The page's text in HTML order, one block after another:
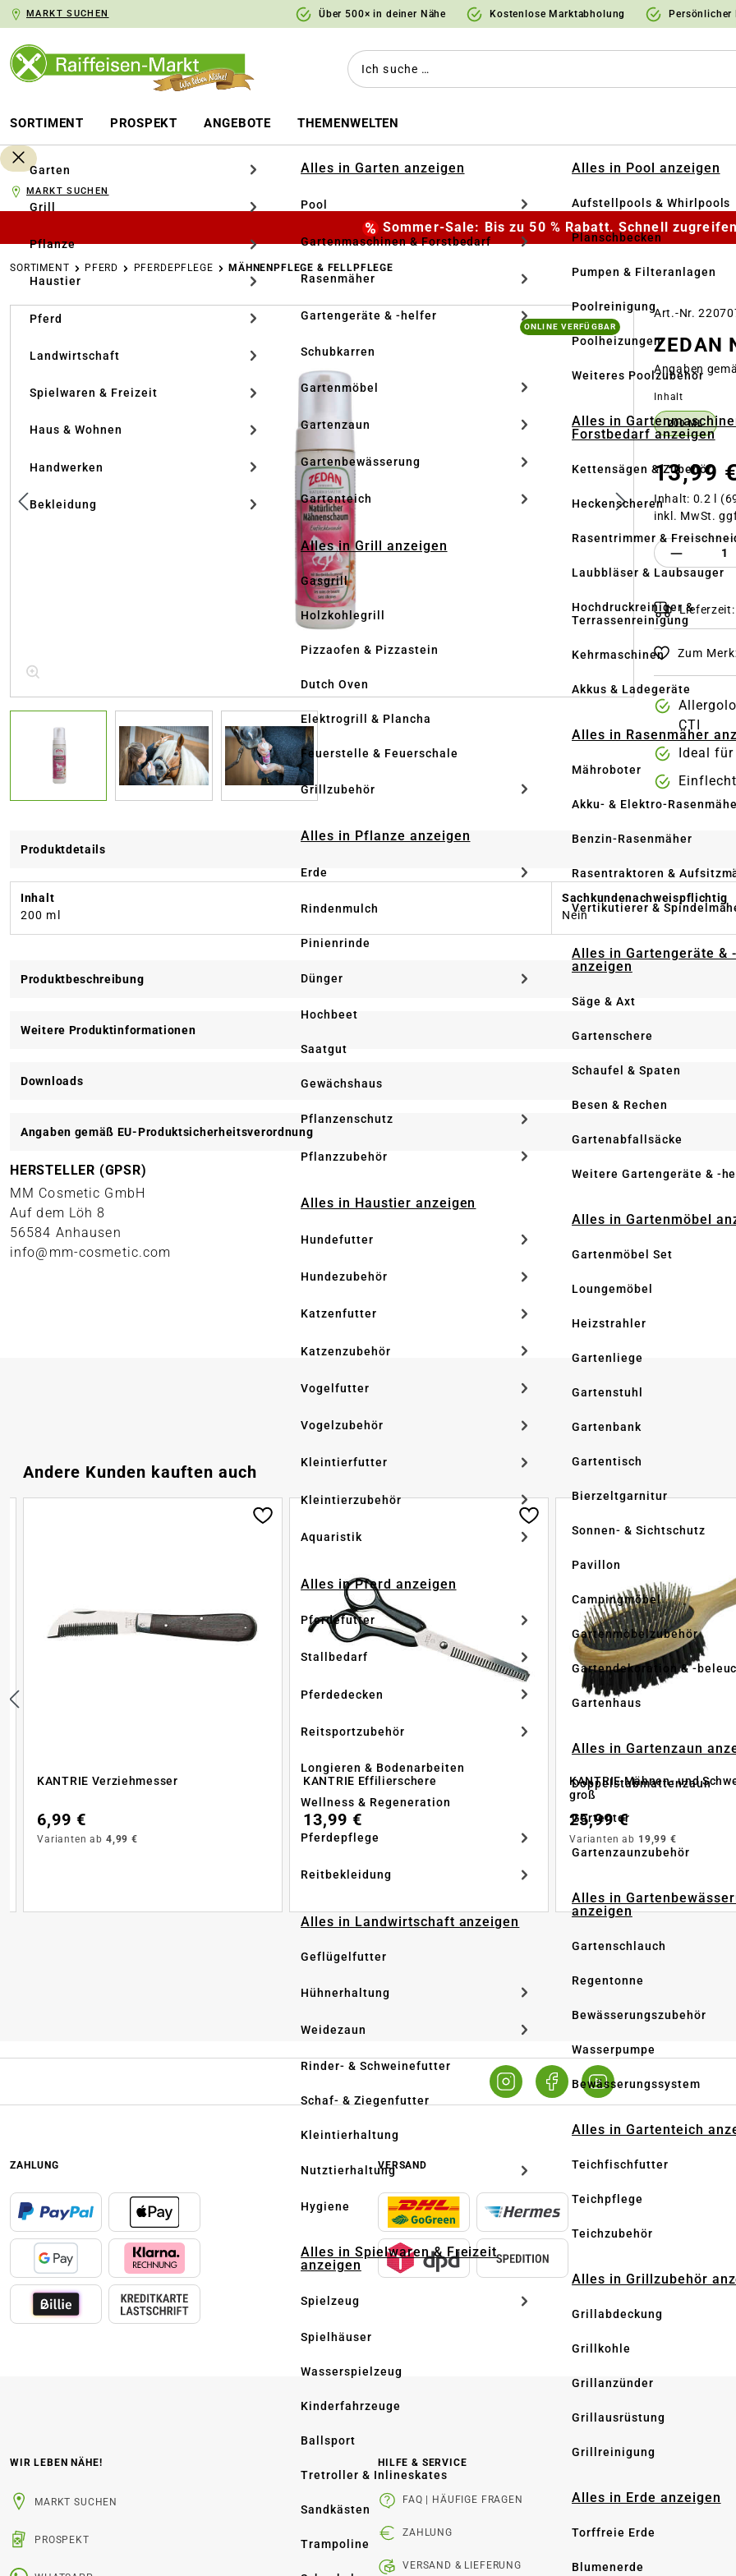
Zur Hauptnavigation springen
MARKT SUCHEN Über 500× in deiner Nähe Kostenlose Marktabholung Persönlicher
SORTIMENT PROSPEKT ANGEBOTE THEMENWELTEN
Garten
Grill
Pflanze
Haustier
Pferd
Landwirtschaft
Spielwaren & Freizeit
Haus & Wohnen
Handwerken
Bekleidung
Alles in Garten anzeigen
Pool
Gartenmaschinen & Forstbedarf
Rasenmäher
Gartengeräte & -helfer
Schubkarren
Gartenmöbel
Gartenzaun
Gartenbewässerung
Gartenteich
Alles in Grill anzeigen
Gasgrill
Holzkohlegrill
Pizzaofen & Pizzastein
Dutch Oven
Elektrogrill & Plancha
Feuerstelle & Feuerschale
Grillzubehör
Alles in Pflanze anzeigen
Erde
Rindenmulch
Pinienrinde
Dünger
Hochbeet
Saatgut
Gewächshaus
Pflanzenschutz
Pflanzzubehör
Alles in Haustier anzeigen
Hundefutter
Hundezubehör
Katzenfutter
Katzenzubehör
Vogelfutter
Vogelzubehör
Kleintierfutter
Kleintierzubehör
Aquaristik
Alles in Pferd anzeigen
Pferdefutter
Stallbedarf
Pferdedecken
Reitsportzubehör
Longieren & Bodenarbeiten
Wellness & Regeneration
Pferdepflege
Reitbekleidung
Alles in Landwirtschaft anzeigen
Geflügelfutter
Hühnerhaltung
Weidezaun
Rinder- & Schweinefutter
Schaf- & Ziegenfutter
Kleintierhaltung
Nutztierhaltung
Hygiene
Alles in Spielwaren & Freizeit
anzeigen
Spielzeug
Spielhäuser
Wasserspielzeug
Kinderfahrzeuge
Ballsport
Tretroller & Inlineskates
Sandkästen
Trampoline
Alles in Pool anzeigen
Aufstellpools & Whirlpools
Planschbecken
Pumpen & Filteranlagen
Poolreinigung
Poolheizungen
Weiteres Poolzubehör
Alles in
Forstbedarf anzeigen
Kettensägen & Zubehör
Heckenscheren
Rasentrimmer &
Laubbläser & Laubsauger
Hochdruckreiniger &
Terrassenreinigung
Kehrmaschinen
Akkus & Ladegeräte
Alles in Rasenmäher
Mähroboter
Akku- & Elektro-
Benzin-Rasenmäher
Rasentraktoren &
Vertikutierer &
Alles in Gartengeräte &
anzeigen
Säge & Axt
Gartenschere
Schaufel & Spaten
Besen & Rechen
Gartenabfallsäcke
Weitere Gartengeräte & -
Alles in Gartenmöbel
Gartenmöbel Set
Loungemöbel
Heizstrahler
Gartenliege
Gartenstuhl
Gartenbank
Gartentisch
Bierzeltgarnitur
Sonnen- & Sichtschutz
Pavillon
Campingmöbel
Gartenmöbelzubehör
Gartendekoration & -
Gartenhaus
Alles in Gartenzaun
Doppelstabmattenzaun
Gartentor
Gartenzaunzubehör
Alles in
anzeigen
Gartenschlauch
Regentonne
Bewässerungszubehör
Wasserpumpe
Bewässerungssystem
Alles in Gartenteich
Teichfischfutter
Teichpflege
Teichzubehör
Alles in Grillzubehör
Grillabdeckung
Grillkohle
Grillanzünder
Grillausrüstung
Grillreinigung
Alles in Erde anzeigen
Torffreie Erde
Blumenerde
MARKT SUCHEN
Sommer-Sale: Bis zu 50 % Rabatt. Schnell
SORTIMENT PFERD PFERDEPFLEGE MÄHNENPFLEGE & FELLPFLEGE
Bildergalerie überspringen
ONLINE VERFÜGBAR
Art.-Nr.
ZEDAN
Angaben
Inhalt
200 ML
13,99 €
Inhalt: 0.2 l
inkl. MwSt.
Produkt
Lieferzeit:
Zum
CTI
Ideal
Produktdetails
Inhalt
200 ml
Sachkundenachweispflichtig
Nein
Produktbeschreibung
Weitere Produktinformationen
Downloads
Angaben gemäß EU-Produktsicherheitsverordnung
HERSTELLER (GPSR)
MM Cosmetic GmbH
Auf dem Löh 8
56584 Anhausen
info@mm-cosmetic.com
Produktgalerie überspringen
Andere Kunden kauften auch
KANTRIE Verziehmesser
6,99 €
Varianten ab 4,99 €
KANTRIE Effilierschere
13,99 €
KANTRIE Mähnen- und
groß
25,99 €
Varianten ab 19,99 €
ZAHLUNG VERSAND
WIR LEBEN NÄHE!
MARKT SUCHEN
PROSPEKT
HILFE & SERVICE
FAQ | HÄUFIGE FRAGEN
ZAHLUNG
VERSAND & LIEFERUNG